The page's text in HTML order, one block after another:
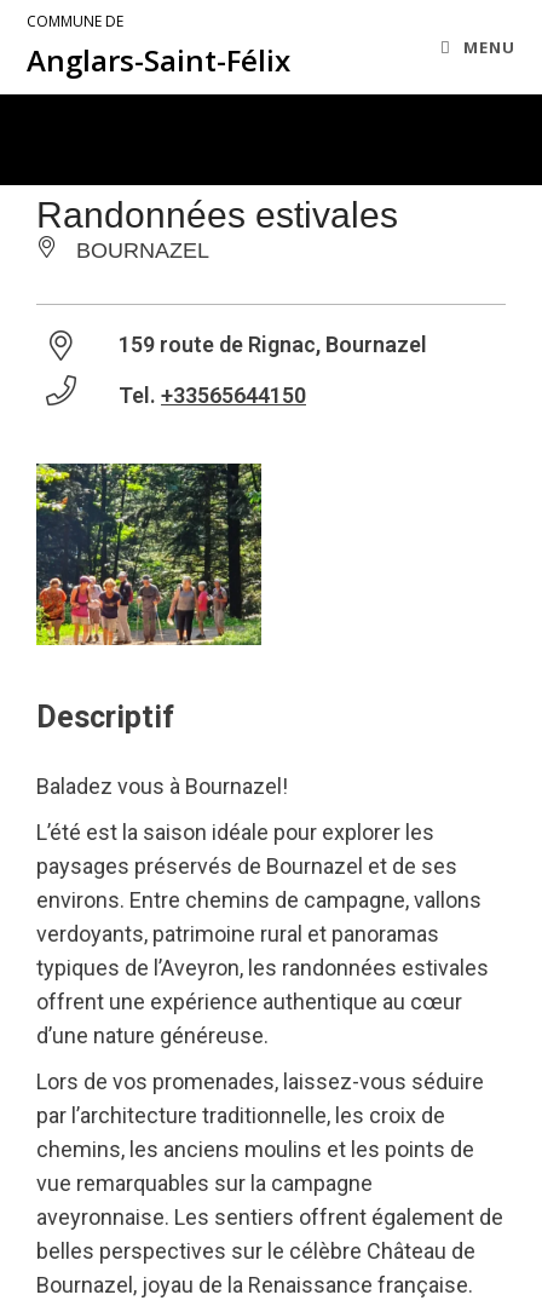
COMMUNE DE
Anglars-Saint-Félix MENU
Randonnées estivales
BOURNAZEL
159 route de Rignac, Bournazel
Tel. +33565644150
Descriptif
Baladez vous à Bournazel!
L’été est la saison idéale pour explorer les
paysages préservés de Bournazel et de ses
environs. Entre chemins de campagne, vallons
verdoyants, patrimoine rural et panoramas
typiques de l’Aveyron, les randonnées estivales
offrent une expérience authentique au cœur
d’une nature généreuse.
Lors de vos promenades, laissez-vous séduire
par l’architecture traditionnelle, les croix de
chemins, les anciens moulins et les points de
vue remarquables sur la campagne
aveyronnaise. Les sentiers offrent également de
belles perspectives sur le célèbre Château de
Bournazel, joyau de la Renaissance française.